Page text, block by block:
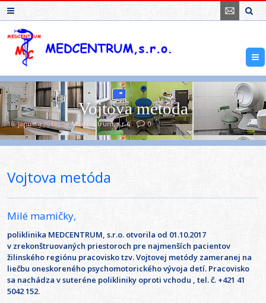
Vojtova metóda
16. januára 2018 byMedcentrum, s.r.o. 0
Vojtova metóda
Milé mamičky,
poliklinika MEDCENTRUM, s.r.o. otvorila od 01.10.2017
v zrekonštruovaných priestoroch pre najmenších pacientov
žilinského regiónu pracovisko tzv. Vojtovej metódy zameranej na
liečbu oneskoreného psychomotorického vývoja detí. Pracovisko
sa nachádza v suteréne polikliniky oproti vchodu , tel. č. +421 41
5042 152.